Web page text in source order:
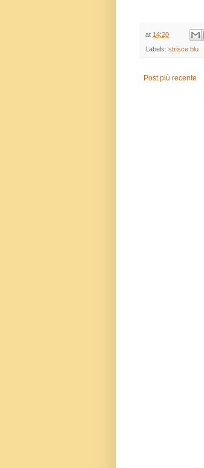
at 14:20
Labels: strisce blu
Post più recente